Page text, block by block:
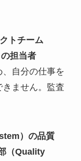
トチーム
担当者
自分の仕事を
ません。監査
）の品質
（Quality